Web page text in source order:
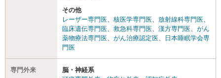
その他
レーザー専門医
核医学専門医 放射線科専門医
臨床遺伝専門医
救急科専門医 漢方専門医
がん
薬物療法専門医
がん治療認定医
日本睡眠学会専
門医
専門外来
脳・神経系